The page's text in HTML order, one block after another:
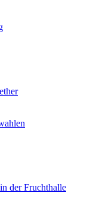
der Fruchthalle